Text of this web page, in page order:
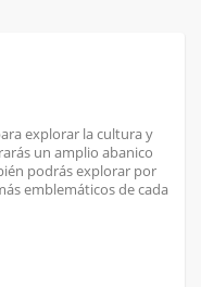
explorar la cultura y
un amplio abanico
podrás explorar por
emblemáticos de cada